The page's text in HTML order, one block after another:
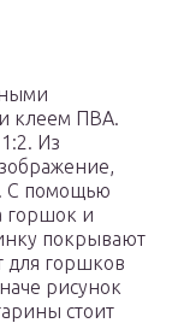
клеем ПВА.
Из
С помощью
горшок и
покрывают
для горшков
рисунок
стоит